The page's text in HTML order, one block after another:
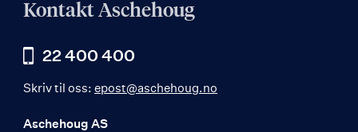
Kontakt Aschehoug
22 400 400
Skriv til oss: epost@aschehoug.no
Aschehoug AS